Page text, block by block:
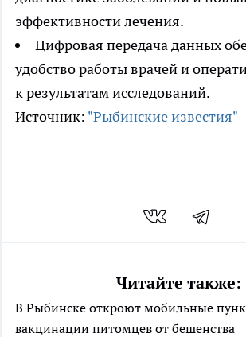
эффективности лечения.
Цифровая передача данных
удобство работы врачей и
к результатам исследований.
Источник: "Рыбинские известия"
Читайте также:
В Рыбинске откроют мобильные
вакцинации питомцев от бешенства